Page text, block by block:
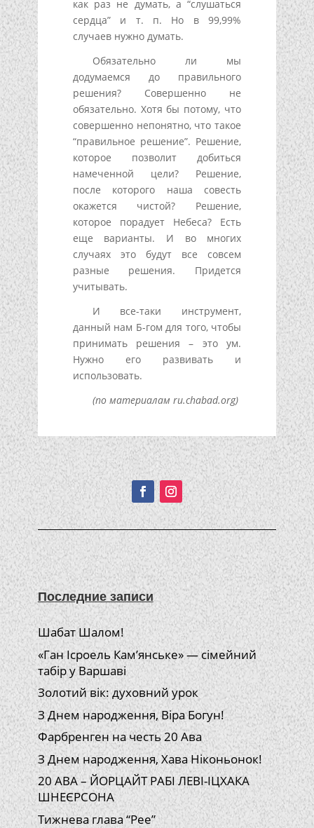
как раз не думать, а “слушаться
сердца” и т. п. Но в 99,99%
случаев нужно думать.
Обязательно ли мы
додумаемся до правильного
решения? Совершенно не
обязательно. Хотя бы потому, что
совершенно непонятно, что такое
“правильное решение”. Решение,
которое позволит добиться
намеченной цели? Решение,
после которого наша совесть
окажется чистой? Решение,
которое порадует Небеса? Есть
еще варианты. И во многих
случаях это будут все совсем
разные решения. Придется
учитывать.
И все-таки инструмент,
данный нам Б-гом для того, чтобы
принимать решения – это ум.
Нужно его развивать и
использовать.
(по материалам ru.chabad.org)
Подписывайтесь!
Последние записи
Шабат Шалом!
«Ган Ісроель Кам’янське» — сімейний
табір у Варшаві
Золотий вік: духовний урок
З Днем народження, Віра Богун!
Фарбренген на честь 20 Ава
З Днем народження, Хава Ніконьонок!
20 АВА – ЙОРЦАЙТ РАБІ ЛЕВІ-ІЦХАКА
ШНЕЄРСОНА
Тижнева глава “Рее”